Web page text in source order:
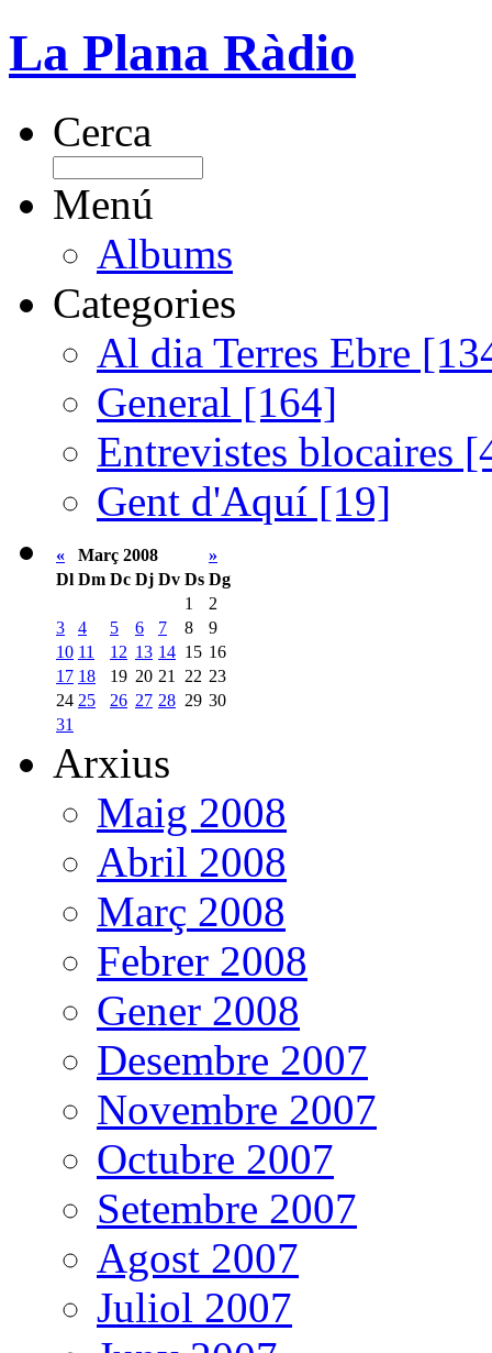
La Plana Ràdio
Cerca
Menú
Albums
Categories
Al dia Terres Ebre
General [164]
Entrevistes blocaires
Gent d'Aquí [19]
« Març 2008
»
Dl Dm Dc Dj Dv Ds Dg
1
2
3
4 5 6 7 8
9
10 11 12 13 14 15 16
17 18 19 20 21 22 23
24 25 26 27 28 29 30
31
Arxius
Maig 2008
Abril 2008
Març 2008
Febrer 2008
Gener 2008
Desembre 2007
Novembre 2007
Octubre 2007
Setembre 2007
Agost 2007
Juliol 2007